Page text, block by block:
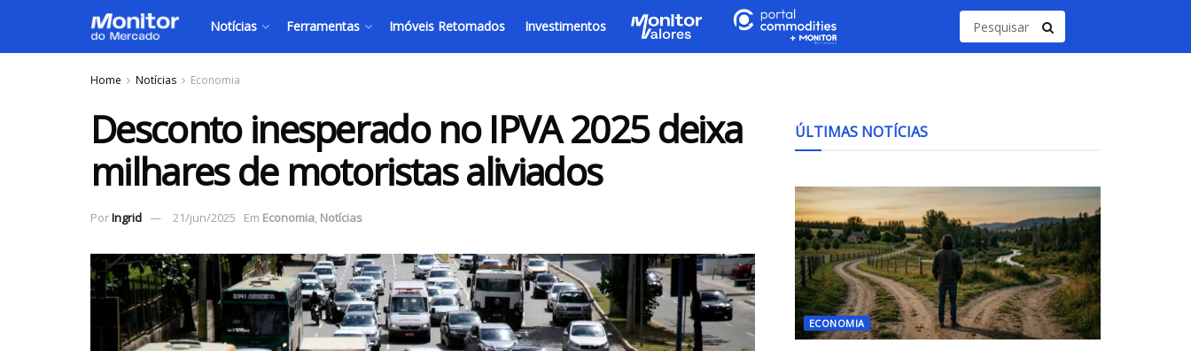
Notícias Ferramentas Imóveis Retomados Investimentos
Home Notícias Economia
Desconto inesperado no IPVA 2025 deixa
milhares de motoristas aliviados
PorIngrid 21/jun/2025 Em Economia, Notícias
ÚLTIMAS NOTÍCIAS
ECONOMIA